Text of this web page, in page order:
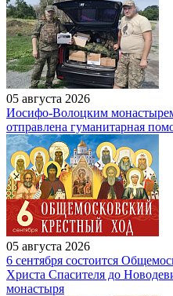
05 августа 2026
Иосифо-Волоцким
отправлена гуманитарная
05 августа 2026
6 сентября состоится
Христа Спасителя до
монастыря